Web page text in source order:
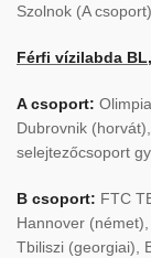
Szolnok (A
Férfi vízilabda
A csoport:
Dubrovnik
selejtezőcsoport
B csoport: FTC
Hannover
Tbiliszi (georgiai),